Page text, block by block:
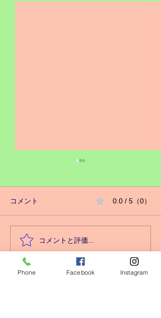
キッズクラス増設❗️
コメント 0.0 / 5（0）
コメントと評価...
Phone Facebook Instagram